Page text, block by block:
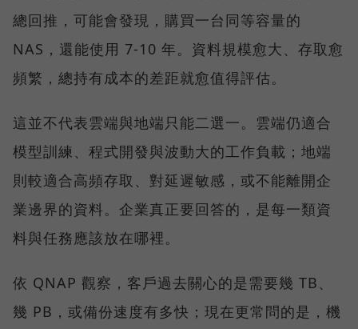
總回推，可能會發現，購買一台同等容量的
NAS，還能使用 7-10 年。資料規模愈大、存取愈
頻繁，總持有成本的差距就愈值得評估。
這並不代表雲端與地端只能二選一。雲端仍適合
模型訓練、程式開發與波動大的工作負載；地端
則較適合高頻存取、對延遲敏感，或不能離開企
業邊界的資料。企業真正要回答的，是每一類資
料與任務應該放在哪裡。
依 QNAP 觀察，客戶過去關心的是需要幾 TB、
幾 PB，或備份速度有多快；現在更常問的是，機